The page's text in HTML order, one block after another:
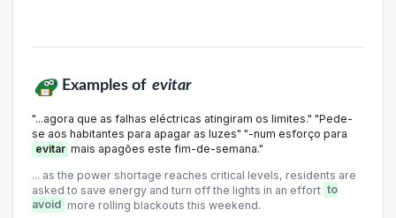
Examples of evitar
"...agora que as falhas eléctricas atingiram os limites." "Pede-
se aos habitantes para apagar as luzes" "-num esforço para
evitar mais apagões este fim-de-semana."
... as the power shortage reaches critical levels, residents are
asked to save energy and turn off the lights in an effort to
avoid more rolling blackouts this weekend.